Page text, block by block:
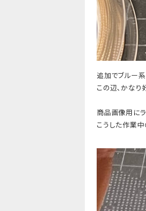
追加でブルー系
この辺、かなり
商品画像用に
こうした作業